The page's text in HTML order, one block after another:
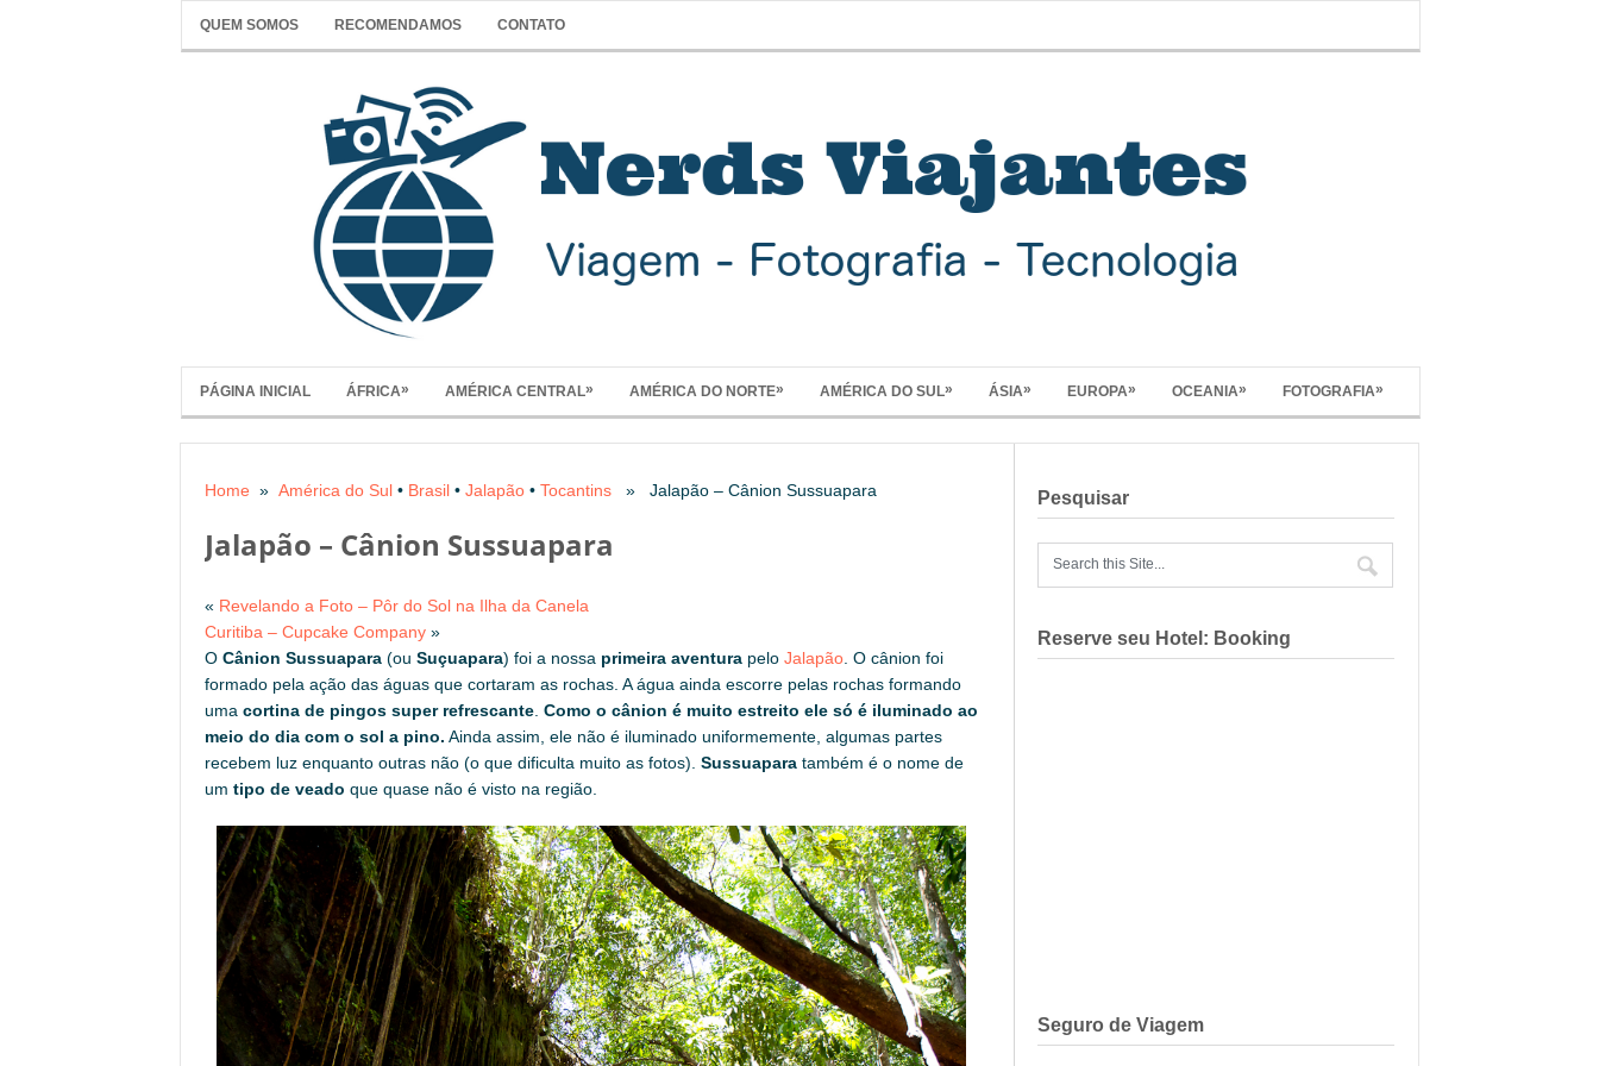
QUEM SOMOS RECOMENDAMOS CONTATO
PÁGINA INICIAL ÁFRICA» AMÉRICA CENTRAL» AMÉRICA DO NORTE» AMÉRICA DO SUL» ÁSIA» EUROPA» OCEANIA» FOTOGRAFIA»
Home » América do Sul • Brasil • Jalapão • Tocantins » Jalapão – Cânion Sussuapara
Jalapão – Cânion Sussuapara
« Revelando a Foto – Pôr do Sol na Ilha da Canela
Curitiba – Cupcake Company »
O Cânion Sussuapara (ou Suçuapara) foi a nossa primeira aventura pelo Jalapão . O cânion foi
formado pela ação das águas que cortaram as rochas. A água ainda escorre pelas rochas formando
uma cortina de pingos super refrescante Como o cânion é muito estreito ele só é iluminado ao
meio do dia com o sol a pino. Ainda assim, ele não é iluminado uniformemente, algumas partes
recebem luz enquanto outras não (o que dificulta muito as fotos). Sussuapara também é o nome de
um tipo de veado que quase não é visto na região.
Pesquisar
Reserve seu Hotel: Booking
Seguro de Viagem